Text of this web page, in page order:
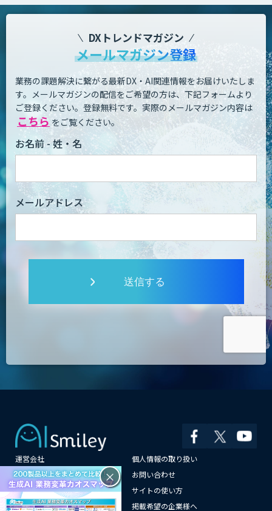
DXトレンドマガジン
メールマガジン登録
業務の課題解決に繋がる最新DX・AI関連情報をお届けいたしま
す。 メールマガジンの配信をご希望の方は、下記フォームより
ご登録ください。登録無料です。 実際のメールマガジン内容は
こちら をご覧ください。
お名前 - 姓・名
メールアドレス
送信する
運営会社
個人情報の取り扱い
よくある質問
お問い合わせ
メールマガジン登録
サイトの使い方
情報提供はこちらから
掲載希望の企業様へ
×